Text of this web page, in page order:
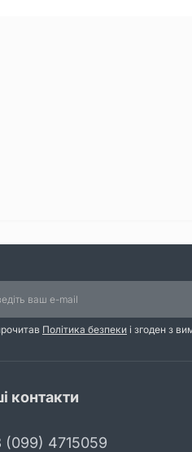
Політика безпеки і згоден з
контакти
(099) 4715059